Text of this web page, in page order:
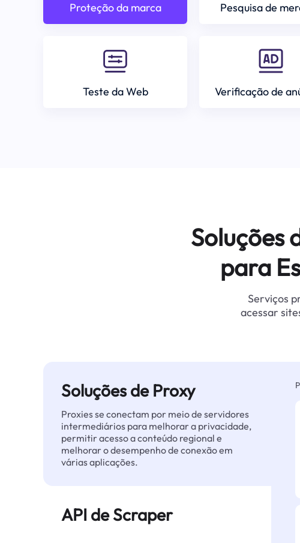
Proteção da marca Pesquisa de
Teste da Web Verificação de
Soluções
para
Serviços
acessar
Soluções de Proxy
Proxies se conectam por meio de servidores
intermediários para melhorar a privacidade,
permitir acesso a conteúdo regional e
melhorar o desempenho de conexão em
várias aplicações.
API de Scraper